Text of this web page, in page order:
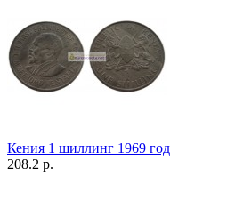
Кения 1 шиллинг 1969 год
208.2 р.